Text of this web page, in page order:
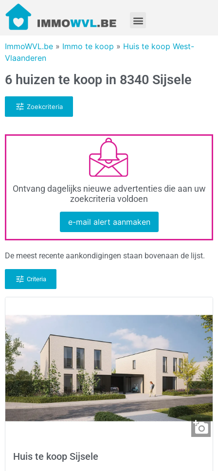
ImmoWVL.be » Immo te koop » Huis te koop West-
Vlaanderen
6 huizen te koop in 8340 Sijsele
Zoekcriteria
Ontvang dagelijks nieuwe advertenties die aan uw
zoekcriteria voldoen
e-mail alert aanmaken
De meest recente aankondigingen staan bovenaan de lijst.
Criteria
Huis te koop Sijsele